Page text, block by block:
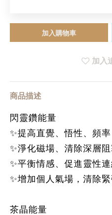
加入購物車
加入
商品描述
閃靈鑽能量
✨提高直覺、悟性、頻率
✨淨化磁場、清除深層阻
✨平衡情感、促進靈性
✨增加個人氣場，清除
茶晶能量